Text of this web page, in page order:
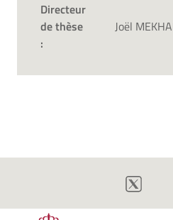
Directeur
de thèse
:
Joël